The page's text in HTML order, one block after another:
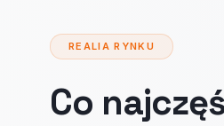
REALIA RYNKU
Co